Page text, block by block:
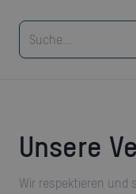
Unsere
Wir respektieren und schützen die Umwelt, die Sicherheit